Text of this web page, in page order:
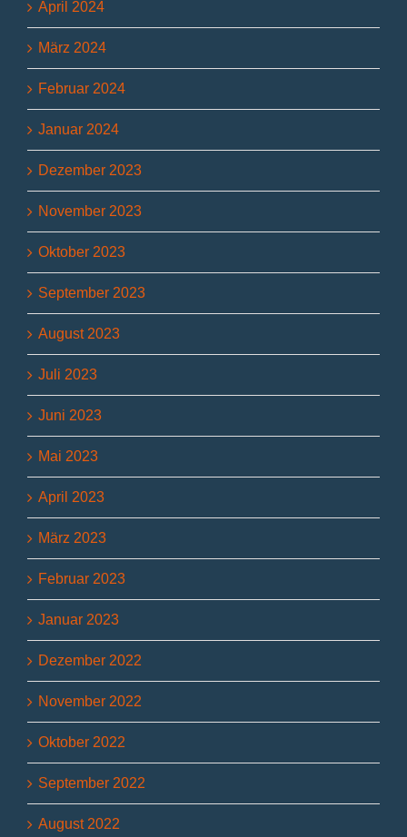
April 2024
März 2024
Februar 2024
Januar 2024
Dezember 2023
November 2023
Oktober 2023
September 2023
August 2023
Juli 2023
Juni 2023
Mai 2023
April 2023
März 2023
Februar 2023
Januar 2023
Dezember 2022
November 2022
Oktober 2022
September 2022
August 2022